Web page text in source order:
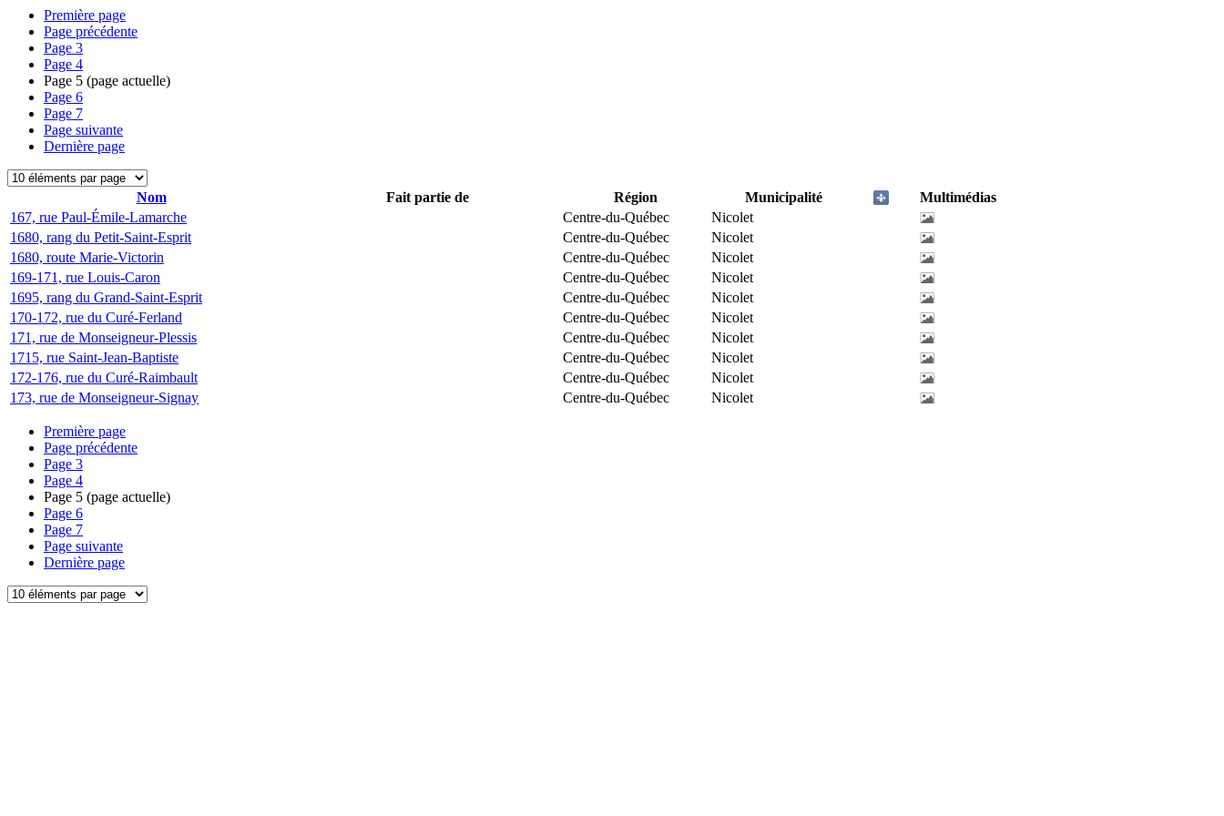
Première page
Page précédente
Page 3
Page 4
Page 5 (page actuelle)
Page 6
Page 7
Page suivante
Dernière page
Nom Fait partie de Région Municipalité
Multimédias
167, rue Paul-Émile-Lamarche
Centre-du-Québec
Nicolet
1680, rang du Petit-Saint-Esprit
Centre-du-Québec
Nicolet
1680, route Marie-Victorin
Centre-du-Québec
Nicolet
169-171, rue Louis-Caron
Centre-du-Québec
Nicolet
1695, rang du Grand-Saint-Esprit
Centre-du-Québec
Nicolet
170-172, rue du Curé-Ferland
Centre-du-Québec
Nicolet
171, rue de Monseigneur-Plessis
Centre-du-Québec
Nicolet
1715, rue Saint-Jean-Baptiste
Centre-du-Québec
Nicolet
172-176, rue du Curé-Raimbault
Centre-du-Québec
Nicolet
173, rue de Monseigneur-Signay
Centre-du-Québec Nicolet
Première page
Page précédente
Page 3
Page 4
Page 5 (page actuelle)
Page 6
Page 7
Page suivante
Dernière page